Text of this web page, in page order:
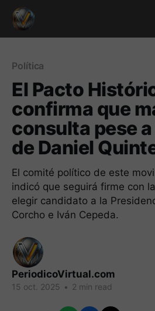
Política
El Pacto
confirma que
consulta pese
de Daniel
El comité político de este
indicó que seguirá firme con
elegir candidato a la
Corcho e Iván Cepeda.
PeriodicoVirtual.com
15 oct. 2025 • 2 min read